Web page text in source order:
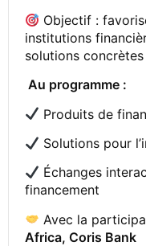
Objectif :
institutions
solutions
Au programme :
Produits de
Solutions pour
Échanges
financement
Avec la
Africa, Coris Bank